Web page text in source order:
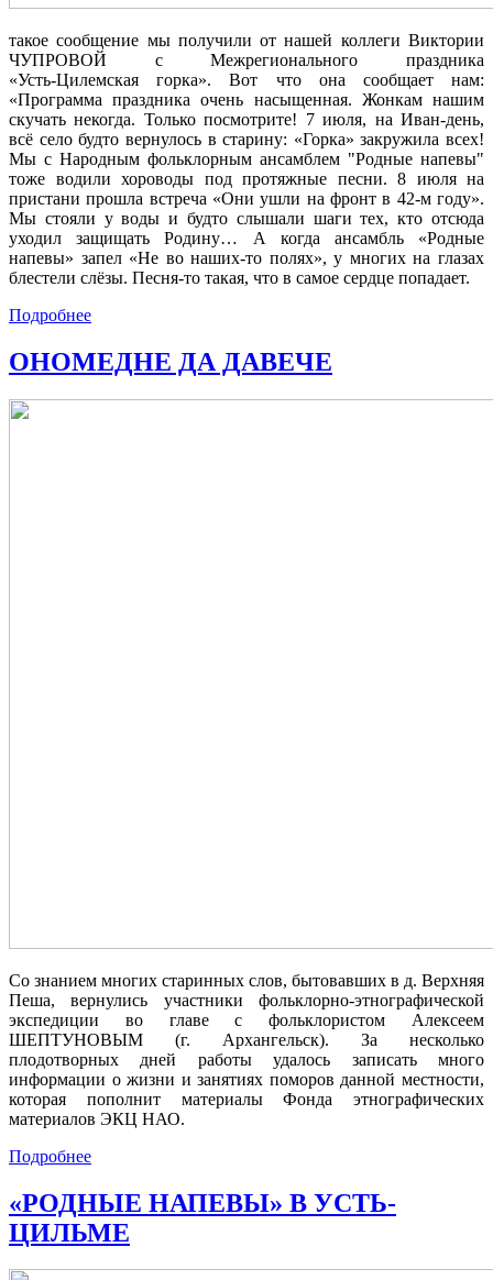
такое сообщение мы получили от нашей коллеги Виктории
ЧУПРОВОЙ с Межрегионального праздника
«Усть‑Цилемская горка». Вот что она сообщает нам:
«Программа праздника очень насыщенная. Жонкам нашим
скучать некогда. Только посмотрите! 7 июля, на Иван‑день,
всё село будто вернулось в старину: «Горка» закружила всех!
Мы с Народным фольклорным ансамблем "Родные напевы"
тоже водили хороводы под протяжные песни. 8 июля на
пристани прошла встреча «Они ушли на фронт в 42‑м году».
Мы стояли у воды и будто слышали шаги тех, кто отсюда
уходил защищать Родину… А когда ансамбль «Родные
напевы» запел «Не во наших‑то полях», у многих на глазах
блестели слёзы. Песня‑то такая, что в самое сердце попадает.
Подробнее
ОНОМЕДНЕ ДА ДАВЕЧЕ
Со знанием многих старинных слов, бытовавших в д. Верхняя
Пеша, вернулись участники фольклорно-этнографической
экспедиции во главе с фольклористом Алексеем
ШЕПТУНОВЫМ (г. Архангельск). За несколько
плодотворных дней работы удалось записать много
информации о жизни и занятиях поморов данной местности,
которая пополнит материалы Фонда этнографических
материалов ЭКЦ НАО.
Подробнее
«РОДНЫЕ НАПЕВЫ» В УСТЬ-
ЦИЛЬМЕ